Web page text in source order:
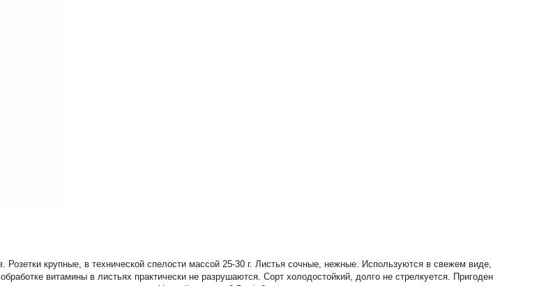
крупные, в технической спелости массой 25-30 г. Листья сочные, нежные. Используются в свежем виде,
витамины в листьях практически не разрушаются. Сорт холодостойкий, долго не стрелкуется. Пригоден